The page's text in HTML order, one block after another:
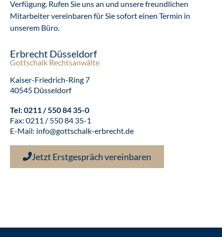
Verfügung. Rufen Sie uns an und unsere freundlichen
Mitarbeiter vereinbaren für Sie sofort einen Termin in
unserem Büro.
Erbrecht Düsseldorf
Gottschalk Rechtsanwälte
Kaiser-Friedrich-Ring 7
40545 Düsseldorf
Tel:0211 / 550 84 35-0
Fax: 0211 / 550 84 35-1
E-Mail: info@gottschalk-erbrecht.de
Jetzt Erstgespräch vereinbaren